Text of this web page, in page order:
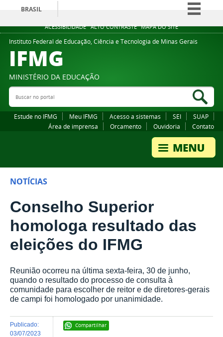
ACESSIBILIDADE ALTO CONTRASTE MAPA DO SITE
BRASIL
Simplifique!
Comunica BR
Legislação
Instituto Federal de Educação, Ciência e Tecnologia de Minas Gerais
IFMG
MINISTÉRIO DA EDUCAÇÃO
Buscar no portal
Estude no IFMG Meu IFMG Acesso a sistemas SEI
SUAP
Área de imprensa
Orcamento Ouvidoria Contato
NOTÍCIAS
Conselho Superior
homologa resultado das
eleições do IFMG
Reunião ocorreu na última sexta-feira, 30 de junho,
quando o resultado do processo de consulta à
comunidade para escolher de reitor e de diretores-gerais
de campi foi homologado por unanimidade.
Compartilhar
publicado:
03/07/2023